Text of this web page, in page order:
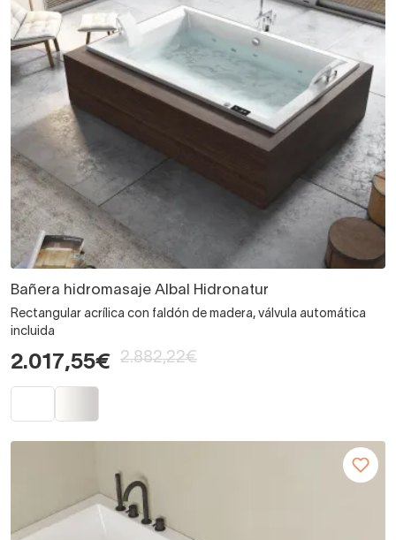
Bañera hidromasaje Albal Hidronatur
Rectangular acrílica con faldón de madera, válvula automática
incluida
2.017,55€ 2.882,22€